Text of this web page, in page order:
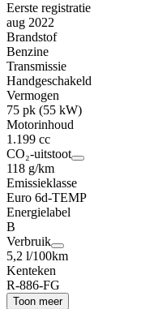
Eerste registratie
aug 2022
Brandstof
Benzine
Transmissie
Handgeschakeld
Vermogen
75 pk (55 kW)
Motorinhoud
1.199 cc
CO₂-uitstoot
118 g/km
Emissieklasse
Euro 6d-TEMP
Energielabel
B
Verbruik
5,2 l/100km
Kenteken
R-886-FG
Toon meer